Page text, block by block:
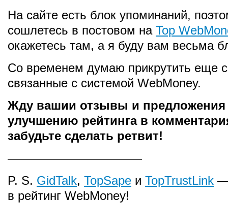
На сайте есть блок упоминаний,
сошлетесь в постовом на Top
окажетесь там, а я буду вам весьма
Со временем думаю прикрутить еще
связанные с системой WebMoney.
Жду вашии отзывы и предложения
улучшению рейтинга в
забудьте сделать ретвит!
———————————
P. S. GidTalk, TopSape и TopTrustLink —
в рейтинг WebMoney!